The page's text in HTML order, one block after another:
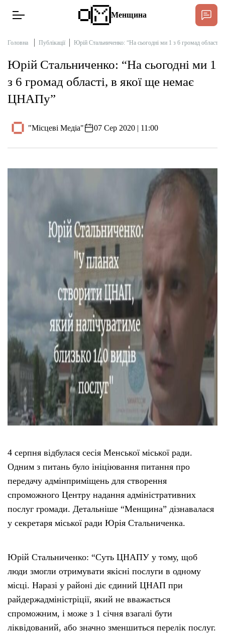
Новини
Інтерв’ю
Тексти
Рекламні прайси
Підтримати «місцевих»
Редакційна політика
Етичний кодекс
Підтримати
Менщина
Головна Публікації Юрій Стальниченко: “На сьогодні ми 1 з 6 громад
Юрій Стальниченко: “На сьогодні ми 1
з 6 громад області, в якої ще немає
ЦНАПу”
"Місцеві Медіа" 07 Сер 2020 | 11:00
4 серпня відбулася сесія Менської міської ради.
Одним з питань було ініціювання питання про
передачу адмінприміщень для створення
спроможного Центру надання адміністративних
послуг громади. Детальніше “Менщина” дізнавалася
у секретаря міської ради Юрія Стальниченка.
Юрій Стальниченко: “Суть ЦНАПУ у тому, щоб
люди змогли отримувати якісні послуги в одному
місці. Наразі у районі діє єдиний ЦНАП при
райдержадміністріції, який не вважається
спроможним, і може з 1 січня взагалі бути
ліквідований, або значно зменшиться перелік послуг.